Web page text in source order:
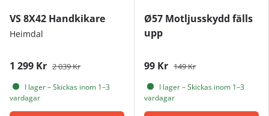
VS 8X42 Handkikare
Heimdal
1 299 Kr 2 039 Kr
I lager – Skickas inom 1–3
vardagar
Ø57 Motljusskydd fälls
upp
99 Kr 149 Kr
I lager – Skickas inom 1–3
vardagar